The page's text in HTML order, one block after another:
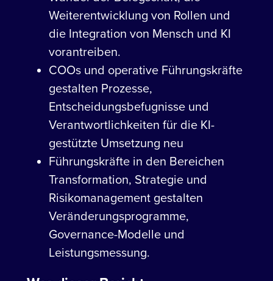
Weiterentwicklung von Rollen und
die Integration von Mensch und KI
vorantreiben.
COOs und operative Führungskräfte
gestalten Prozesse,
Entscheidungsbefugnisse und
Verantwortlichkeiten für die KI-
gestützte Umsetzung neu
Führungskräfte in den Bereichen
Transformation, Strategie und
Risikomanagement gestalten
Veränderungsprogramme,
Governance-Modelle und
Leistungsmessung.